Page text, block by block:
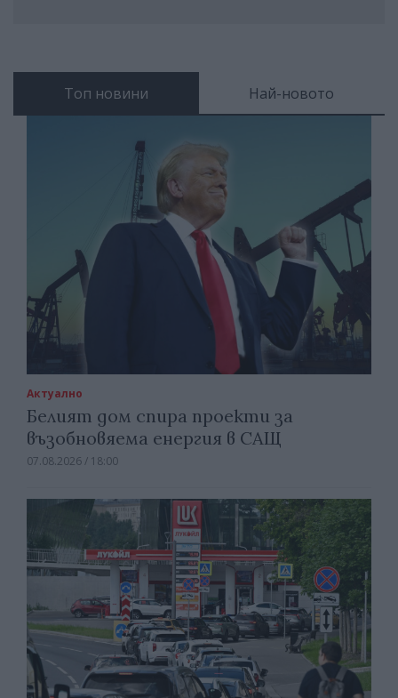
Топ новини Най-новото
Актуално
Белият дом спира проекти за
възобновяема енергия в САЩ
07.08.2026 / 18:00